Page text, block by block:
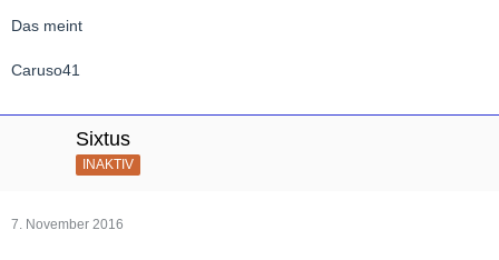
Das meint
Caruso41
Sixtus
INAKTIV
7. November 2016